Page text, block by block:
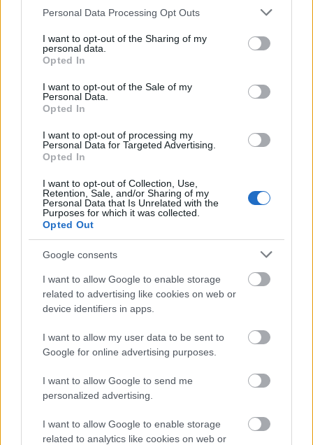
Please note that this website/app uses one or more Google
not limited to your visit or usage behaviour. You may click to
grant or deny consent to Google and its third-party tags to
use your data for below specified purposes in below Google
consent section.
Personal Data Processing Opt Outs
I want to opt-out of the Sharing of my
personal data.
Opted In
I want to opt-out of the Sale of my
Personal Data.
Opted In
I want to opt-out of processing my
Personal Data for Targeted Advertising.
Opted In
I want to opt-out of Collection, Use,
Retention, Sale, and/or Sharing of my
Personal Data that Is Unrelated with the
Purposes for which it was collected.
Opted Out
Google consents
I want to allow Google to enable storage
related to advertising like cookies on web or
device identifiers in apps.
I want to allow my user data to be sent to
Google for online advertising purposes.
I want to allow Google to send me
personalized advertising.
I want to allow Google to enable storage
related to analytics like cookies on web or
Ημερομηνία
Μαθήματος
Μαΐου 2026
Λογοτεχνία
Τετάρτη 3
3. Βιολογία
1. Ο.Π.
Ανθρωπιστικών
3. Ο.Π. Σπουδών
Υγείας
Παρασκευή 5
2. Χημεία
3. Πληροφορική
1. Ο.Π.
Ανθρωπιστικών
2. Ο.Π. Θετικών
Σπουδών + Ο.Π.
Οικονομίας &
Πληροφορικής